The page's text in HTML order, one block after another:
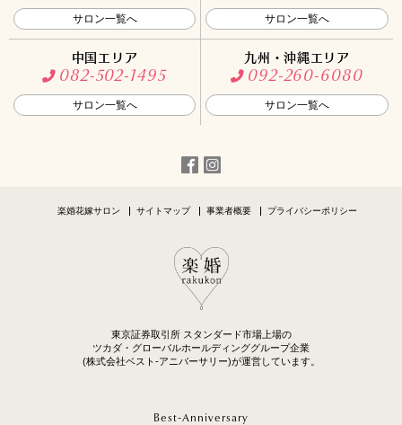
サロン一覧へ サロン一覧へ
中国エリア
082-502-1495
サロン一覧へ
九州・沖縄エリア
092-260-6080
サロン一覧へ
楽婚花嫁サロン サイトマップ 事業者概要 プライバシーポリシー
東京証券取引所 スタンダード市場上場の
ツカダ・グローバルホールディンググループ企業
(株式会社ベスト-アニバーサリー)が運営しています。
Best-Anniversary